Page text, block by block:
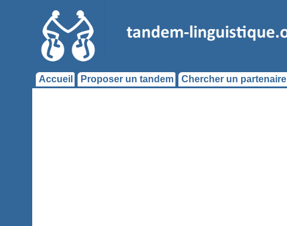
Accueil Proposer un tandem Chercher un partenaire